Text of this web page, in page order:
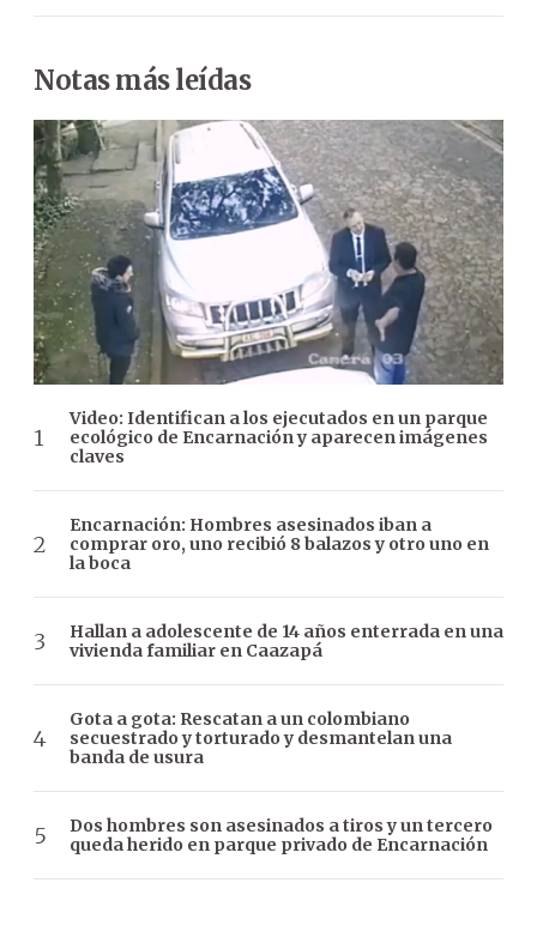
Notas más leídas
Video: Identifican a los ejecutados en un parque
ecológico de Encarnación y aparecen imágenes
claves
Encarnación: Hombres asesinados iban a
comprar oro, uno recibió 8 balazos y otro uno en
la boca
Hallan a adolescente de 14 años enterrada en una
vivienda familiar en Caazapá
Gota a gota: Rescatan a un colombiano
secuestrado y torturado y desmantelan una
banda de usura
Dos hombres son asesinados a tiros y un tercero
queda herido en parque privado de Encarnación